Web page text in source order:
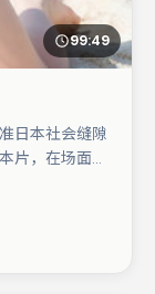
99:49
日本社会缝隙
片，在场面调
机前后呼应，
型与清晰主